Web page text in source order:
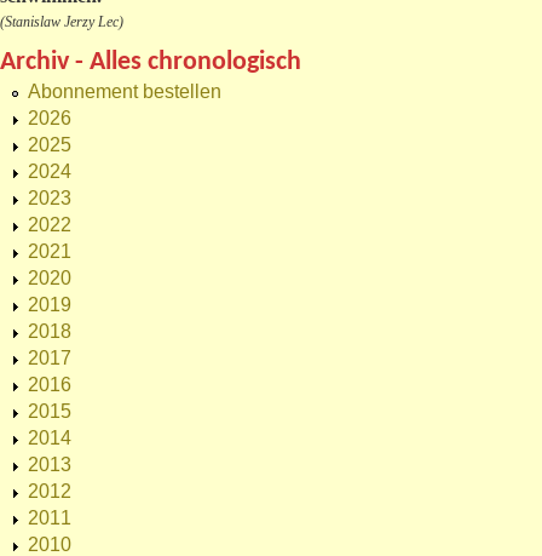
(Stanislaw Jerzy Lec)
Archiv - Alles chronologisch
Abonnement bestellen
2026
2025
2024
2023
2022
2021
2020
2019
2018
2017
2016
2015
2014
2013
2012
2011
2010